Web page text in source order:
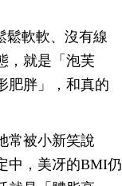
鬆軟軟、沒有線
，就是「泡芙
肥胖」，和真的
常被小新笑說
中，美冴的BMI仍